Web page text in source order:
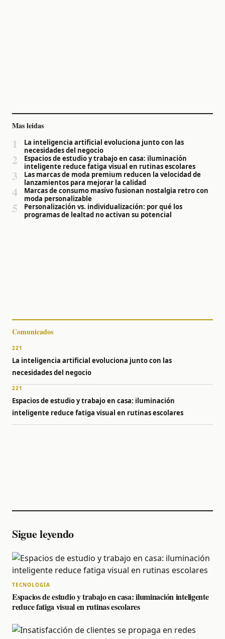
Mas leidas
1
La inteligencia artificial evoluciona junto con las
necesidades del negocio
2
Espacios de estudio y trabajo en casa: iluminación
inteligente reduce fatiga visual en rutinas escolares
3
Las marcas de moda premium reducen la velocidad de
lanzamientos para mejorar la calidad
4
Marcas de consumo masivo fusionan nostalgia retro con
moda personalizable
5
Personalización vs. individualización: por qué los
programas de lealtad no activan su potencial
Comunicados
221
La inteligencia artificial evoluciona junto con las
necesidades del negocio
221
Espacios de estudio y trabajo en casa: iluminación
inteligente reduce fatiga visual en rutinas escolares
Sigue leyendo
TECNOLOGIA
Espacios de estudio y trabajo en casa: iluminación inteligente
reduce fatiga visual en rutinas escolares